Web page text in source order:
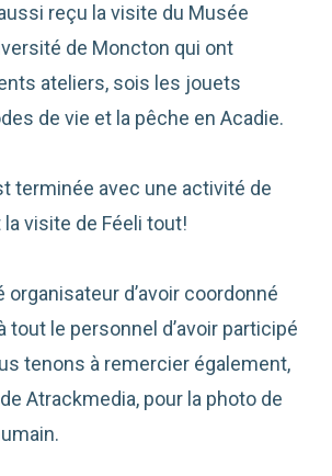
reçu la visite du Musée
de Moncton qui ont
ateliers, sois les jouets
de vie et la pêche en Acadie.
terminée avec une activité de
visite de Féeli tout!
d’avoir coordonné
tout le personnel d’avoir participé
tenons à remercier également,
Atrackmedia, pour la photo de